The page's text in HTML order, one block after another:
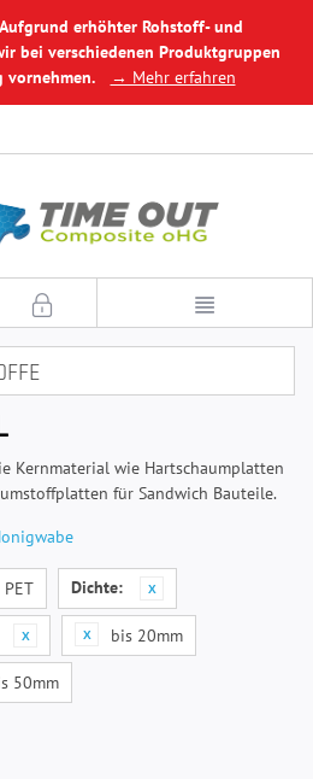
erhöhter Rohstoff- und
bei verschiedenen Produktgruppen
vornehmen.
→ Mehr erfahren
Kernmaterial wie Hartschaumplatten
für Sandwich Bauteile.
PET Dichte:
bis 20mm
50mm